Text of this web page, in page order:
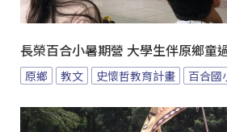
長榮百合小暑期營 大學生伴原鄉童
原鄉 教文 史懷哲教育計畫 百合國